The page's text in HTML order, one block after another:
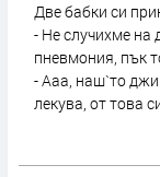
Две бабки си
- Не случихме
пневмония, пък
- Ааа, наш`то
лекува, от това